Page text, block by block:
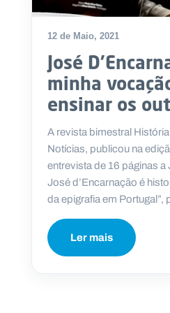
12 de Maio, 2021
José
minha
ensinar os
A revista bimestral
Notícias, publicou na
entrevista de 16 páginas
José d’Encarnação é
da epigrafia em Portugal”,
Ler mais
O
R
T
A
A
I
N
L
S
a
l
e
s
i
a